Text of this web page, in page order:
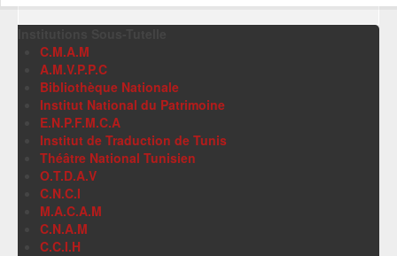
C.M.A.M
A.M.V.P.P.C
Bibliothèque Nationale
Institut National du Patrimoine
E.N.P.F.M.C.A
Institut de Traduction de Tunis
Théâtre National Tunisien
O.T.D.A.V
C.N.C.I
M.A.C.A.M
C.N.A.M
C.C.I.H